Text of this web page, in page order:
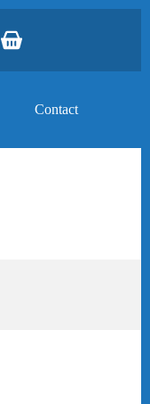
Winkelwagen
Contact